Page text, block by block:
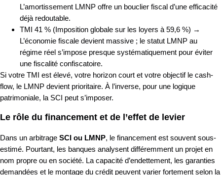
L’amortissement LMNP offre un bouclier fiscal d’une efficacité
déjà redoutable.
TMI 41 % (Imposition globale sur les loyers à 59,6 %) →
L’économie fiscale devient massive ; le statut LMNP au
régime réel s’impose presque systématiquement pour éviter
une fiscalité confiscatoire.
Si votre TMI est élevé, votre horizon court et votre objectif le cash-
flow, le LMNP devient prioritaire. À l’inverse, pour une logique
patrimoniale, la SCI peut s’imposer.
Le rôle du financement et de l’effet de levier
Dans un arbitrage SCI ou LMNP, le financement est souvent sous-
estimé. Pourtant, les banques analysent différemment un projet en
nom propre ou en société. La capacité d’endettement, les garanties
demandées et le montage du crédit peuvent varier fortement selon la